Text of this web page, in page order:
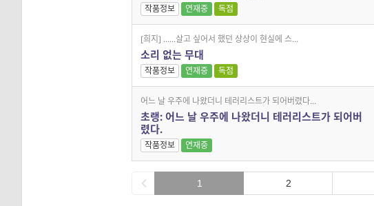
작품정보 연재중 독점
[희지] ......살고 싶어서 했던 상상이 현실에 스...
소리 없는 무대
작품정보 연재중 독점
어느 날 우주에 나왔더니 테러리스트가 되어버렸다...
초랭: 어느 날 우주에 나왔더니 테러리스트가 되어버
렸다.
작품정보 연재중
1 2